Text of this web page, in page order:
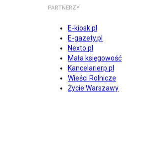
PARTNERZY
E-kiosk.pl
E-gazety.pl
Nexto.pl
Mała księgowość
Kancelarierp.pl
Wieści Rolnicze
Życie Warszawy